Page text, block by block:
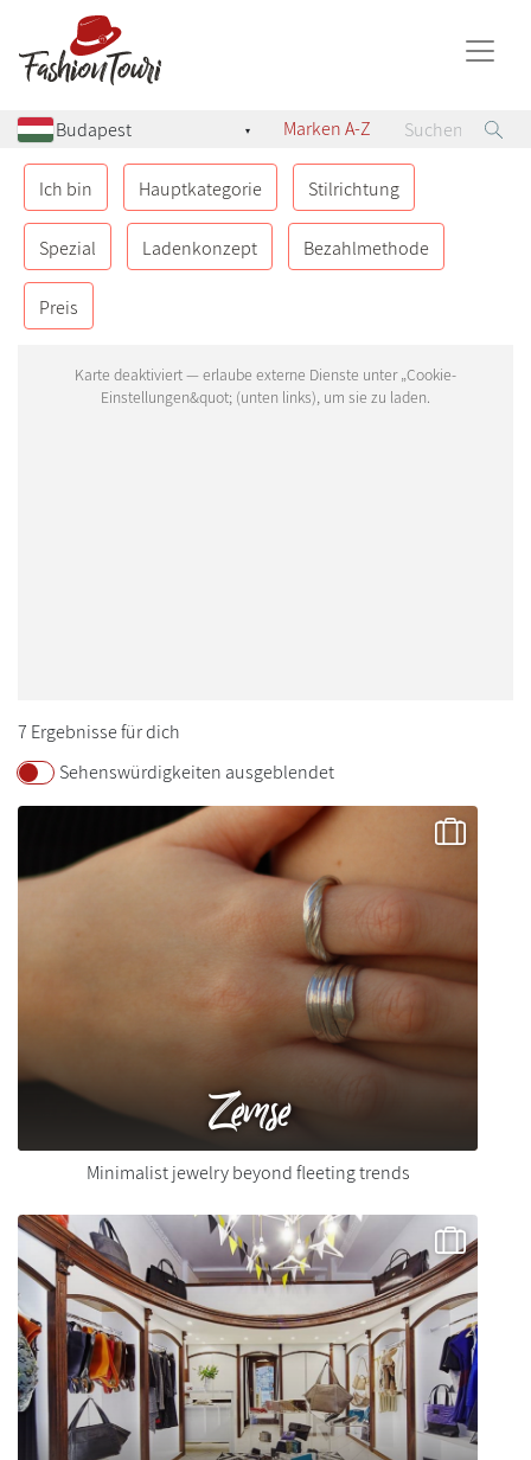
▾
UNGARN
Budapest
DEUTSCHLAND 2
Berlin
ÖSTERREICH 8
St. Pölten
Wien
Marken A-Z
Ich bin Hauptkategorie Stilrichtung
Spezial Ladenkonzept Bezahlmethode
Preis
7 Ergebnisse für dich
Sehenswürdigkeiten ausgeblendet
Zemse
Minimalist jewelry beyond fleeting trends